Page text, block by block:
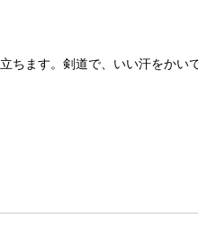
ちます。剣道で、いい汗をかい